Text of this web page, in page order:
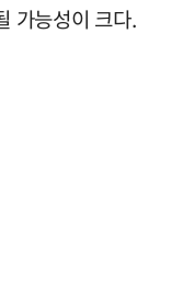
가능성이 크다.